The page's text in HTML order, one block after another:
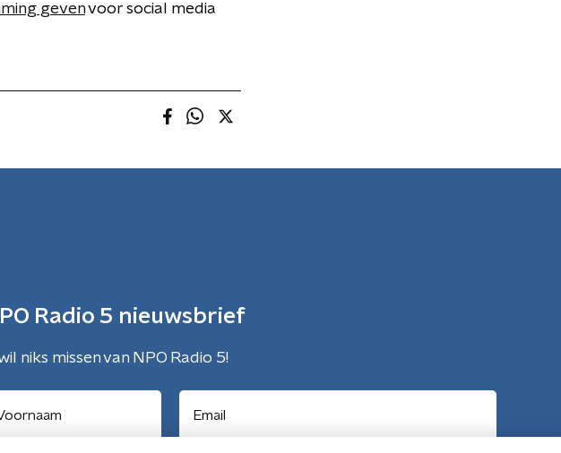
gevenvoor social media
Radio 5 nieuwsbrief
wil niks missen van NPO Radio 5!